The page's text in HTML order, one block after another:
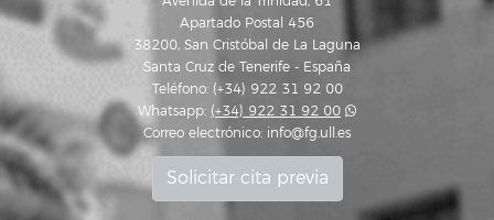
Apartado Postal 456
38200, San Cristóbal de La Laguna
Santa Cruz de Tenerife - España
Teléfono: (+34) 922 31 92 00
Whatsapp: (+34) 922 31 92 00
Correo electrónico: info@fg.ull.es
Solicitar cita previa